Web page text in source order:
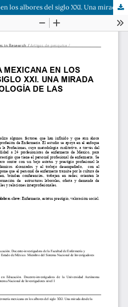
La enfermería mexicana en los albores del siglo XXI. Una mirada desde la sociología de las profesiones.